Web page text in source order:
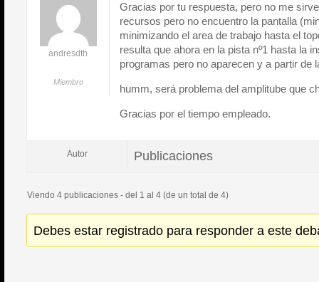
andresdth
Miembro
Gracias por tu respuesta, pero no me
recursos pero no encuentro la pantalla
minimizando el area de trabajo hasta el
resulta que ahora en la pista nº1 hasta la
programas pero no aparecen y a partir de
humm, será problema del amplitube que
Gracias por el tiempo empleado.
Autor Publicaciones
Viendo 4 publicaciones - del 1 al 4 (de un total de 4)
Debes estar registrado para responder a este